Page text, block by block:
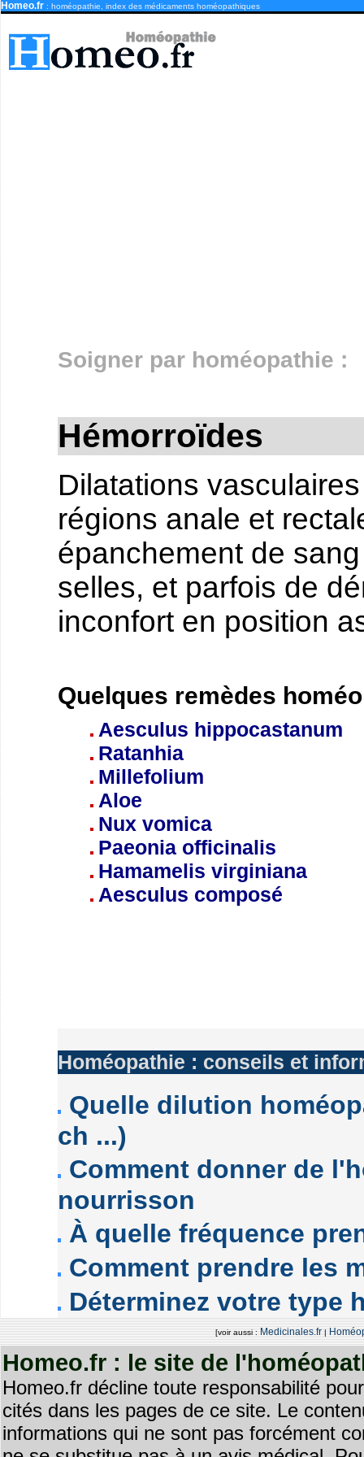
Homeo.fr : homéopathie, index des médicaments homéopathiques
Soigner par homéopathie :
Hémorroïdes
Dilatations
régions anale et
épanchement de
selles, et parfois de
inconfort en position
Quelques remèdes
Aesculus hippocastanum
Ratanhia
Millefolium
Aloe
Nux vomica
Paeonia officinalis
Hamamelis virginiana
Aesculus composé
Homéopathie : conseils et
Quelle dilution
ch ...)
Comment donner de
nourrisson
À quelle fréquence
Comment prendre les
Déterminez votre type
[voir aussi :Medicinales.fr|
Homeo.fr : le site de
Homeo.fr décline toute responsabilité
cités dans les pages de ce site. Le
informations qui ne sont pas forcément